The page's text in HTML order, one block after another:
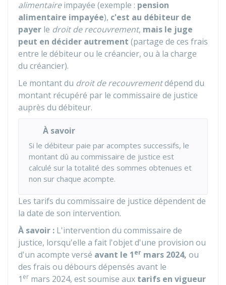
alimentaireimpayée (exemple : pension
alimentaire impayée), c'est au débiteur de
payer le droit de recouvrement, mais le juge
peut en décider autrement (partage de ces frais
entre le débiteur ou le créancier, ou à la charge
du créancier).
Le montant du droit de recouvrementdépend du
montant récupéré par le commissaire de justice
auprès du débiteur.
À savoir
Si le débiteur paie par acomptes successifs, le
montant dû au commissaire de justice est
calculé sur la totalité des sommes obtenues et
non sur chaque acompte.
Les tarifs du commissaire de justice dépendent de
la date de son intervention.
À savoir : L'intervention du commissaire de
justice, lorsqu'elle a fait l'objet d'une provision ou
d'un acompte versé avant le 1er mars 2024, ou
des frais ou débours dépensés avant le
1 er mars 2024, est soumise aux tarifs en vigueur